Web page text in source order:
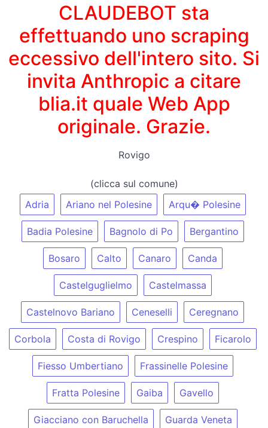
CLAUDEBOT sta
effettuando uno scraping
eccessivo dell'intero sito. Si
invita Anthropic a citare
blia.it quale Web App
originale. Grazie.
Rovigo
(clicca sul comune)
Adria
Ariano nel Polesine Arqu� Polesine
Badia Polesine Bagnolo di Po Bergantino
Bosaro Calto Canaro Canda
Castelguglielmo Castelmassa
Castelnovo Bariano Ceneselli Ceregnano
Corbola Costa di Rovigo Crespino Ficarolo
Fiesso Umbertiano Frassinelle Polesine
Fratta Polesine Gaiba Gavello
Giacciano con Baruchella Guarda Veneta